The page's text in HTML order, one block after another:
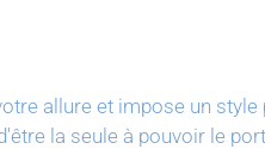
allure et impose un style
la seule à pouvoir le